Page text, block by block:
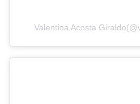
Valentina Acosta